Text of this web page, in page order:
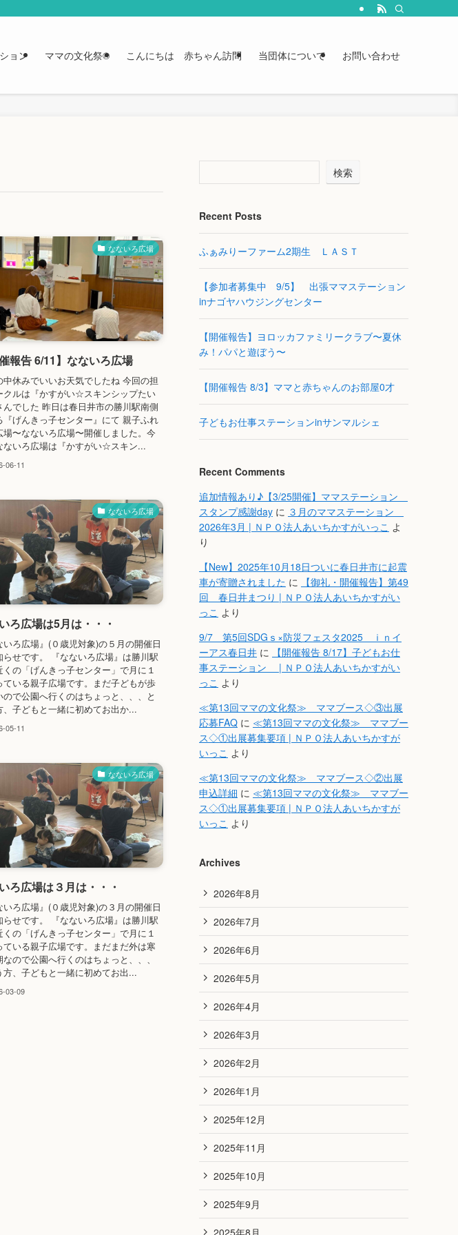
ョン ママの文化祭®︎ こんにちは 赤ちゃん訪問 当団体について お問い合わせ
なないろ広場
催報告 6/11】なないろ広場
中休みでいいお天気でしたね 今回の担
クルは『かすがい☆スキンシップたい
んでした 昨日は春日井市の勝川駅南側
『げんきっ子センター』にて 親子ふれ
場〜なないろ広場〜開催しました。今
ないろ広場は『かすがい☆スキン...
06-11
なないろ広場
ろ広場は5月は・・・
いろ広場』(０歳児対象)の５月の開催日
らせです。 『なないろ広場』は勝川駅
くの「げんきっ子センター」で月に１
ている親子広場です。まだ子どもが歩
ので公園へ行くのはちょっと、、、と
、子どもと一緒に初めてお出か...
05-11
なないろ広場
ろ広場は３月は・・・
いろ広場』(０歳児対象)の３月の開催日
らせです。 『なないろ広場』は勝川駅
くの「げんきっ子センター」で月に１
ている親子広場です。まだまだ外は寒
なので公園へ行くのはちょっと、、、
方、子どもと一緒に初めてお出...
03-09
検索
Recent Posts
ふぁみりーファーム2期生 ＬＡＳＴ
【参加者募集中 9/5】 出張ママステーション
inナゴヤハウジングセンター
【開催報告】ヨロッカファミリークラブ〜夏休
み！パパと遊ぼう〜
【開催報告 8/3】ママと赤ちゃんのお部屋0才
子どもお仕事ステーションinサンマルシェ
Recent Comments
追加情報あり♪【3/25開催】ママステーション
スタンプ感謝day に ３月のママステーション
2026年3月 | ＮＰＯ法人あいちかすがいっこ よ
り
【New】2025年10月18日ついに春日井市に起震
車が寄贈されました に
【御礼・開催報告】第49
回 春日井まつり | ＮＰＯ法人あいちかすがい
っこ より
9/7 第5回SDGｓ×防災フェスタ2025 ｉｎイ
ーアス春日井 に
【開催報告 8/17】子どもお仕
事ステーション | ＮＰＯ法人あいちかすがい
っこ より
≪第13回ママの文化祭≫ ママブース◇③出展
応募FAQ に ≪第13回ママの文化祭≫ ママブー
ス◇①出展募集要項 | ＮＰＯ法人あいちかすが
いっこ より
≪第13回ママの文化祭≫ ママブース◇②出展
申込詳細 に ≪第13回ママの文化祭≫ ママブー
ス◇①出展募集要項 | ＮＰＯ法人あいちかすが
いっこ より
Archives
2026年8月
2026年7月
2026年6月
2026年5月
2026年4月
2026年3月
2026年2月
2026年1月
2025年12月
2025年11月
2025年10月
2025年9月
2025年8月